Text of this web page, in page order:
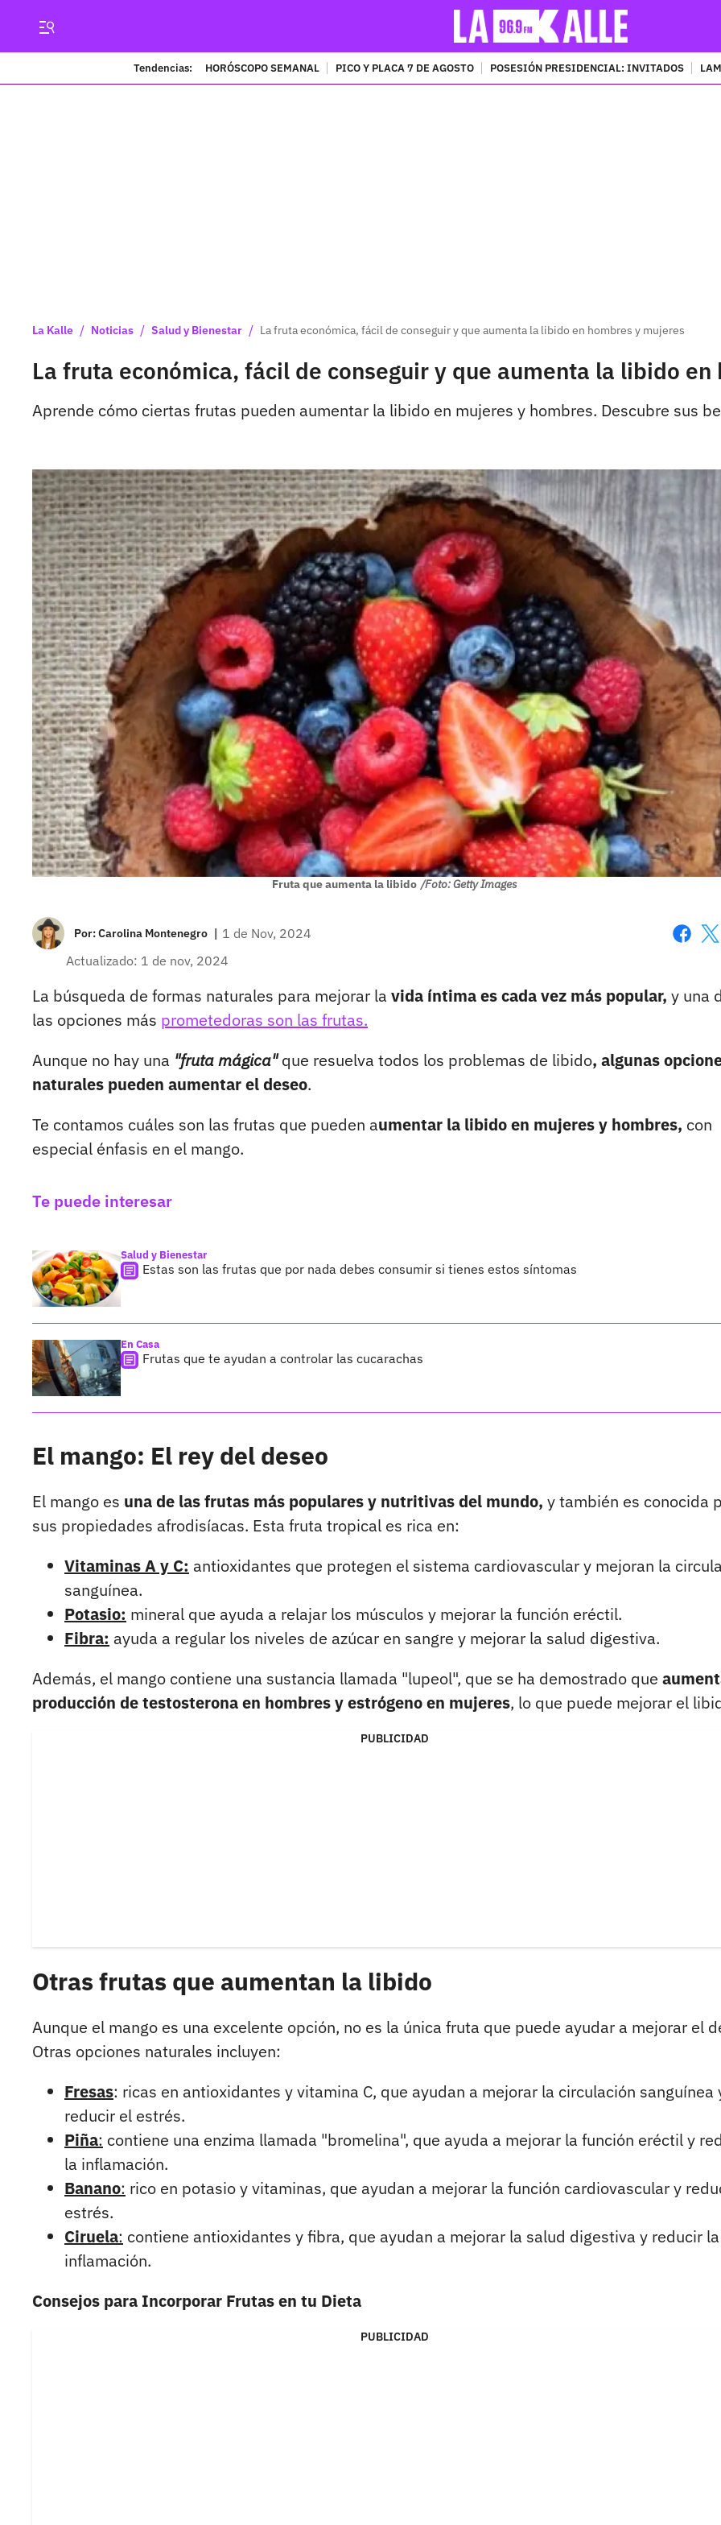
Tendencias: HORÓSCOPO SEMANAL PICO Y PLACA 7 DE AGOSTO POSESIÓN PRESIDENCIAL: INVITADOS
La Kalle / Noticias / Salud y Bienestar / La fruta económica, fácil de conseguir y que aumenta la libido en hombres y mujeres
La fruta económica, fácil de conseguir y que aumenta la libido
Aprende cómo ciertas frutas pueden aumentar la libido en mujeres y hombres. Descubre sus
Fruta que aumenta la libido /Foto: Getty Images
Por:Carolina Montenegro | 1 de Nov, 2024
Actualizado: 1 de nov, 2024
La búsqueda de formas naturales para mejorar la vida íntima es cada vez más popular, y una
las opciones más prometedoras son las frutas.
Aunque no hay una "fruta mágica"que resuelva todos los problemas de libido, algunas
naturales pueden aumentar el deseo.
Te contamos cuáles son las frutas que pueden aumentar la libido en mujeres y hombres, con
especial énfasis en el mango.
Te puede interesar
Salud y Bienestar
Estas son las frutas que por nada debes consumir si tienes estos síntomas
En Casa
Frutas que te ayudan a controlar las cucarachas
El mango: El rey del deseo
El mango es una de las frutas más populares y nutritivas del mundo, y también es conocida
sus propiedades afrodisíacas. Esta fruta tropical es rica en:
Vitaminas A y C: antioxidantes que protegen el sistema cardiovascular y mejoran la
sanguínea.
Potasio: mineral que ayuda a relajar los músculos y mejorar la función eréctil.
Fibra: ayuda a regular los niveles de azúcar en sangre y mejorar la salud digestiva.
Además, el mango contiene una sustancia llamada "lupeol", que se ha demostrado que
producción de testosterona en hombres y estrógeno en mujeres, lo que puede mejorar el
PUBLICIDAD
Otras frutas que aumentan la libido
Aunque el mango es una excelente opción, no es la única fruta que puede ayudar a mejorar el
Otras opciones naturales incluyen:
Fresas: ricas en antioxidantes y vitamina C, que ayudan a mejorar la circulación sanguínea
reducir el estrés.
Piña: contiene una enzima llamada "bromelina", que ayuda a mejorar la función eréctil y
la inflamación.
Banano: rico en potasio y vitaminas, que ayudan a mejorar la función cardiovascular y
estrés.
Ciruela: contiene antioxidantes y fibra, que ayudan a mejorar la salud digestiva y reducir la
inflamación.
Consejos para Incorporar Frutas en tu Dieta
PUBLICIDAD